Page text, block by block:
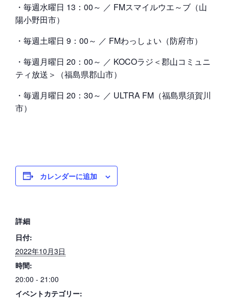
・毎週水曜日 13：00～ ／ FMスマイルウエ～ブ（山
陽小野田市）
・毎週土曜日 9：00～ ／ FMわっしょい（防府市）
・毎週月曜日 20：00～ ／ KOCOラジ＜郡山コミュニ
ティ放送＞（福島県郡山市）
・毎週月曜日 20：30～ ／ ULTRA FM（福島県須賀川
市）
カレンダーに追加
詳細
日付:
2022年10月3日
時間:
20:00 - 21:00
イベントカテゴリー: